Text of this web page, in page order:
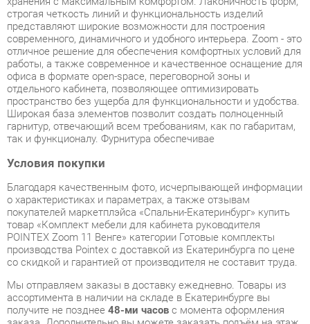
офиса в формате open-space, переговорной зоны и
отдельного кабинета, позволяющее оптимизировать
пространство без ущерба для функциональности и удобства.
Широкая база элементов позволит создать полноценный
гарнитур, отвечающий всем требованиям, как по габаритам,
так и функционалу. Фурнитура обеспечивае
Условия покупки
Благодаря качественным фото, исчерпывающей информации
о характеристиках и параметрах, а также отзывам
покупателей маркетплэйса «Спальни-Екатеринбург» купить
POINTEX Zoom 11 Венге» категории Готовые комплекты
со скидкой и гарантией от производителя не составит труда.
Мы отправляем заказы в доставку ежедневно. Товары из
ассортимента в наличии на складе в Екатеринбурге вы
получите не позднее48-ми часовс момента оформления
заказа. Дополнительно вы можете заказать подъём на этаж
и сборку мебельных изделий.
Срок доставки в другие регионы, и для товаров, находящихся
на складах производителей, рассчитывается индивидуально.
Уточнить наличие, срок и стоимость доставки вы можете
через форму обратной связи